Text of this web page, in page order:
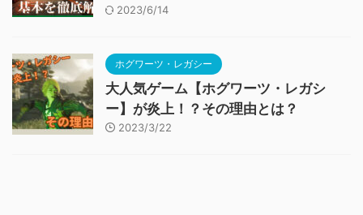
2023/6/14
ホグワーツ・レガシー
大人気ゲーム【ホグワーツ・レガシ
ー】が炎上！？その理由とは？
2023/3/22